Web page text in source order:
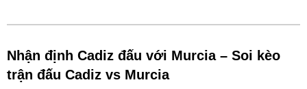
Nhận định Cadiz đấu với Murcia – Soi kèo
trận đấu Cadiz vs Murcia